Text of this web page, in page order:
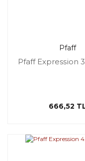
Pfaff
Pfaff Expression
666,52